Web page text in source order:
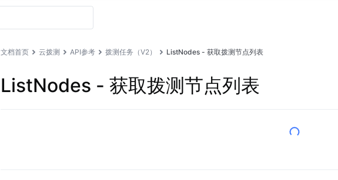
文档首页 云拨测 API参考 拨测任务（V2） ListNodes - 获取拨测节点列表
ListNodes - 获取拨测节点列表